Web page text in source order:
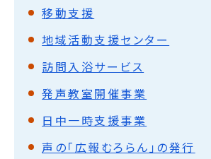
移動支援
地域活動支援センター
訪問入浴サービス
発声教室開催事業
日中一時支援事業
声の「広報むろらん」の発行